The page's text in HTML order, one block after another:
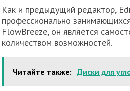
Как и предыдущий редактор,
профессионально
FlowBreeze, он является
количеством возможностей.
Читайте также: Диски для